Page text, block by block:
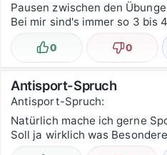
Pausen zwischen den
Bei mir sind's immer so 3 bis
Lustig
0 Nicht
0
Antisport-Spruch
Antisport-Spruch:
Natürlich mache ich gerne
Soll ja wirklich was